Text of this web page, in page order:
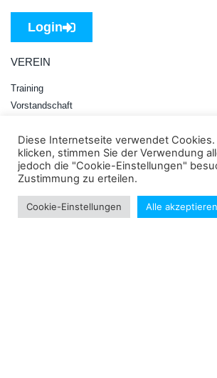
Login
VEREIN
Training
Vorstandschaft
Sponsoren
Chronik
MANNSCHAFTEN
1. Herren
Diese Internetseite verwendet Cookies.
klicken, stimmen Sie der Verwendung
jedoch die "Cookie-Einstellungen"
Zustimmung zu erteilen.
Cookie-Einstellungen Alle akzeptieren